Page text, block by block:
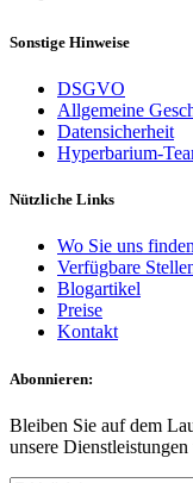
Sonstige Hinweise
DSGVO
Allgemeine
Datensicherheit
Hyperbarium-
Nützliche Links
Wo Sie uns
Verfügbare
Blogartikel
Preise
Kontakt
Abonnieren:
Bleiben Sie auf dem
unsere